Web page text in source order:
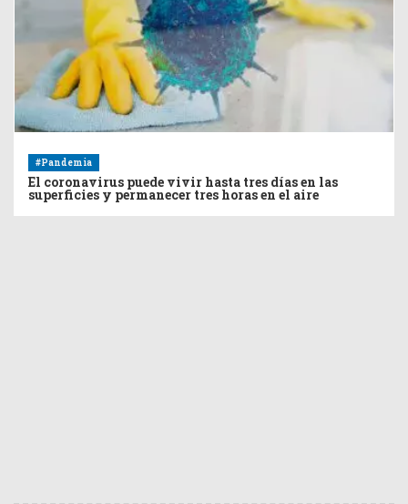
#Pandemia
El coronavirus puede vivir hasta tres días en las
superficies y permanecer tres horas en el aire